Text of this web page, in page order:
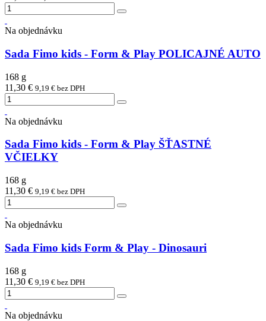
Na objednávku
Sada Fimo kids - Form & Play POLICAJNÉ AUTO
168 g
11,30 € 9,19 € bez DPH
Na objednávku
Sada Fimo kids - Form & Play ŠŤASTNÉ
VČIELKY
168 g
11,30 € 9,19 € bez DPH
Na objednávku
Sada Fimo kids Form & Play - Dinosauri
168 g
11,30 € 9,19 € bez DPH
Na objednávku